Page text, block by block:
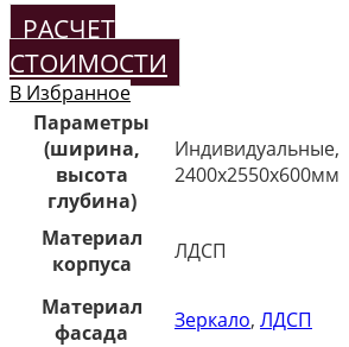
РАСЧЕТ
СТОИМОСТИ
В Избранное
Параметры
(ширина,
высота
глубина)
Индивидуальные,
2400х2550х600мм
Материал
корпуса
ЛДСП
Материал
фасада
Зеркало, ЛДСП